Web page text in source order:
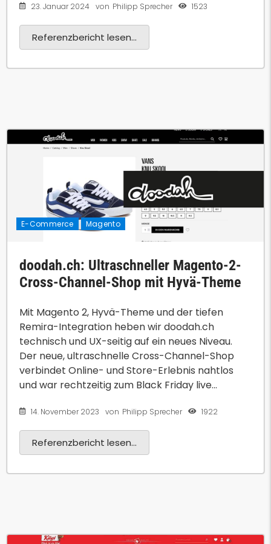
23. Januar 2024 von Philipp Sprecher 1523
Referenzbericht lesen...
E-Commerce Magento
doodah.ch: Ultraschneller Magento-2-
Cross-Channel-Shop mit Hyvä-Theme
14. November 2023 von Philipp Sprecher 1922
Mit Magento 2, Hyvä-Theme und der tiefen
Remira-Integration heben wir doodah.ch
technisch und UX-seitig auf ein neues Niveau.
Der neue, ultraschnelle Cross-Channel-Shop
verbindet Online- und Store-Erlebnis nahtlos
und war rechtzeitig zum Black Friday live...
Referenzbericht lesen...